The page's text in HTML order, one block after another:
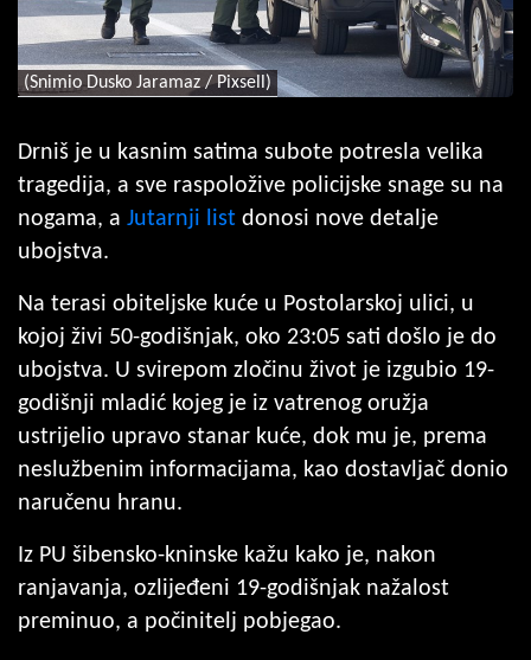
(Snimio Dusko Jaramaz / Pixsell)
Drniš je u kasnim satima subote potresla velika
tragedija, a sve raspoložive policijske snage su na
nogama, a Jutarnji list donosi nove detalje
ubojstva.
Na terasi obiteljske kuće u Postolarskoj ulici, u
kojoj živi 50-godišnjak, oko 23:05 sati došlo je do
ubojstva. U svirepom zločinu život je izgubio 19-
godišnji mladić kojeg je iz vatrenog oružja
ustrijelio upravo stanar kuće, dok mu je, prema
neslužbenim informacijama, kao dostavljač donio
naručenu hranu.
Iz PU šibensko-kninske kažu kako je, nakon
ranjavanja, ozlijeđeni 19-godišnjak nažalost
preminuo, a počinitelj pobjegao.